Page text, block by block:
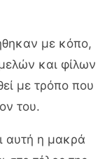
με κόπο,
και φίλων
με τρόπο που
του.
αυτή η μακρά